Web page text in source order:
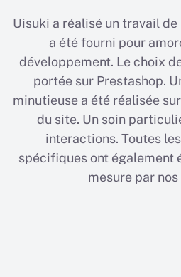
Uisuki a réalisé un travail
a été fourni pour
développement. Le choix
portée sur Prestashop.
minutieuse a été réalisée
du site. Un soin
interactions. Toutes
spécifiques ont également
mesure par